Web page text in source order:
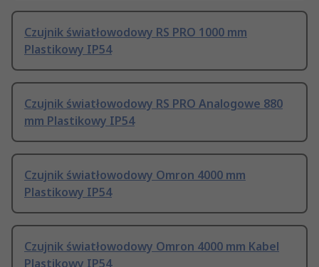
Czujnik światłowodowy RS PRO 1000 mm
Plastikowy IP54
Czujnik światłowodowy RS PRO Analogowe 880
mm Plastikowy IP54
Czujnik światłowodowy Omron 4000 mm
Plastikowy IP54
Czujnik światłowodowy Omron 4000 mm Kabel
Plastikowy IP54